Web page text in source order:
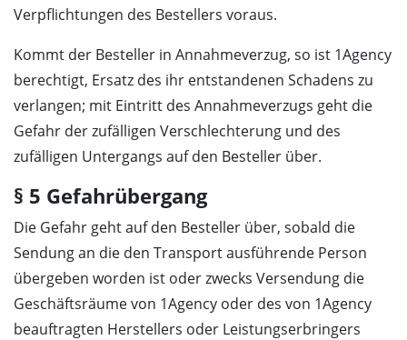
Verpflichtungen des Bestellers voraus.
Kommt der Besteller in Annahmeverzug, so ist 1Agency
berechtigt, Ersatz des ihr entstandenen Schadens zu
verlangen; mit Eintritt des Annahmeverzugs geht die
Gefahr der zufälligen Verschlechterung und des
zufälligen Untergangs auf den Besteller über.
§ 5 Gefahrübergang
Die Gefahr geht auf den Besteller über, sobald die
Sendung an die den Transport ausführende Person
übergeben worden ist oder zwecks Versendung die
Geschäftsräume von 1Agency oder des von 1Agency
beauftragten Herstellers oder Leistungserbringers